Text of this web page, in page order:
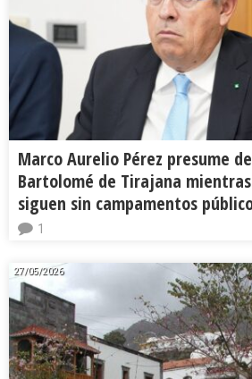
Marco Aurelio Pérez presume
Bartolomé de Tirajana
siguen sin campamentos
1
27/05/2026